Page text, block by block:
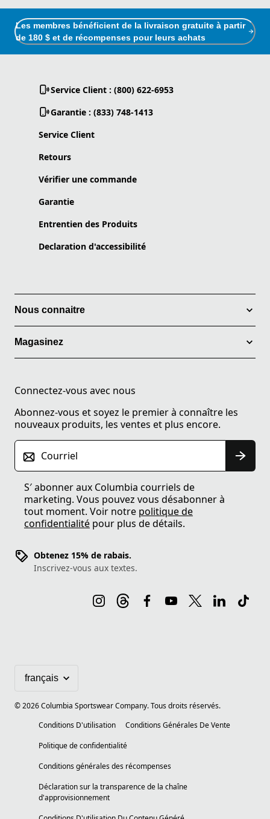
Les membres bénéficient de la livraison gratuite à partir
de 180 $ et de récompenses pour leurs achats
Service Client : (800) 622-6953
Garantie : (833) 748-1413
Service Client
Retours
Vérifier une commande
Garantie
Entrentien des Produits
Declaration d'accessibilité
Nous connaitre
Magasinez
Connectez-vous avec nous
Abonnez-vous et soyez le premier à connaître les
nouveaux produits, les ventes et plus encore.
Courriel
S′ abonner aux Columbia courriels de
marketing. Vous pouvez vous désabonner à
tout moment. Voir notre politique de
confidentialité pour plus de détails.
Obtenez 15% de rabais.
Inscrivez-vous aux textes.
©2026Columbia Sportswear Company. Tous droits réservés.
Conditions D'utilisation
Conditions Générales De Vente
Politique de confidentialité
Conditions générales des récompenses
Déclaration sur la transparence de la chaîne
d'approvisionnement